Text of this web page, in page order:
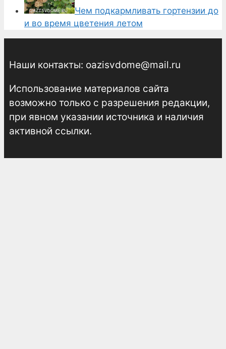
Чем подкармливать гортензии до
и во время цветения летом
Наши контакты: oazisvdome@mail.ru
Использование материалов сайта
возможно только с разрешения редакции,
при явном указании источника и наличия
активной ссылки.